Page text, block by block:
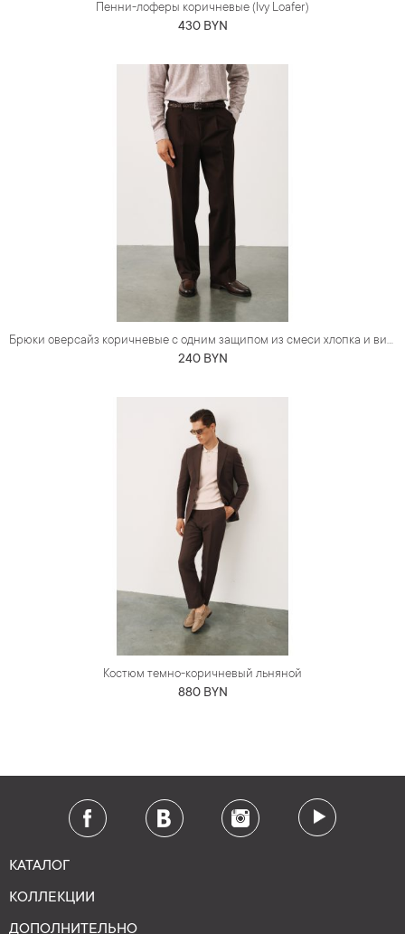
Пенни-лоферы коричневые (Ivy Loafer)
430 BYN
Брюки оверсайз коричневые с одним защипом из смеси хлопка и вискозы
240 BYN
Костюм темно-коричневый льняной
880 BYN
КАТАЛОГ
КОЛЛЕКЦИИ
ДОПОЛНИТЕЛЬНО